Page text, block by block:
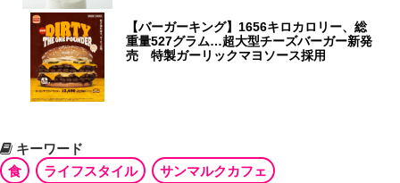
【バーガーキング】1656キロカロリー、総
重量527グラム…超大型チーズバーガー新発
売 特製ガーリックマヨソース採用
キーワード
食
ライフスタイル サンマルクカフェ